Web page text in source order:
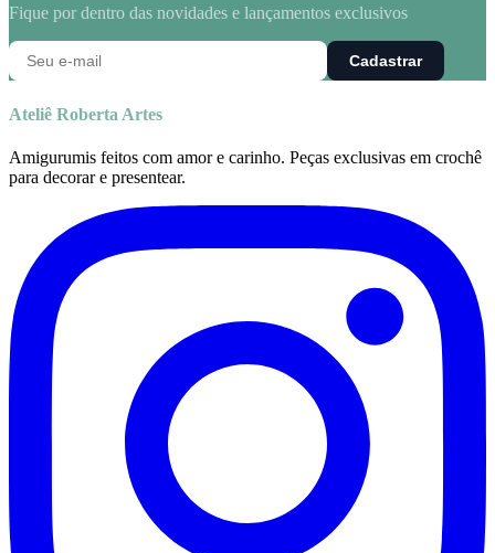
Fique por dentro das novidades e lançamentos exclusivos
Cadastrar
Ateliê Roberta Artes
Amigurumis feitos com amor e carinho. Peças exclusivas em crochê
para decorar e presentear.